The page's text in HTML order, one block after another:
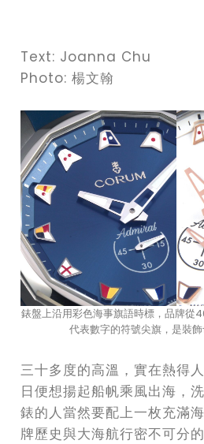
Text: Joanna Chu
Photo: 楊文翰
錶盤上沿用彩色海事旗語時標，品牌從
代表數字的符號尖旗，是裝飾
三十多度的高溫，實在熱得
日便想揚起船帆乘風出海，
錶的人當然要配上一枚充滿
牌歷史與大海航行密不可分